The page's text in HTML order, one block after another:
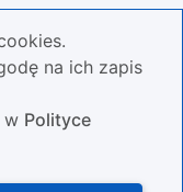
na ich zapis
w Polityce